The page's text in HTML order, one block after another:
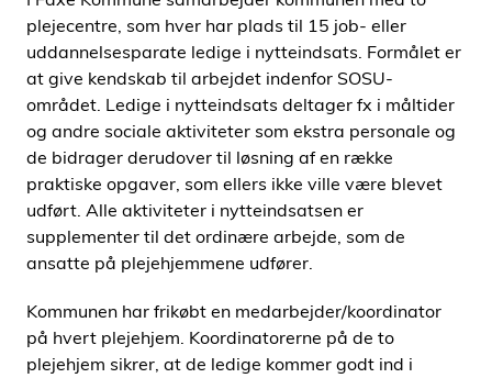
plejecentre, som hver har plads til 15 job- eller
uddannelsesparate ledige i nytteindsats. Formålet er
at give kendskab til arbejdet indenfor SOSU-
området. Ledige i nytteindsats deltager fx i måltider
og andre sociale aktiviteter som ekstra personale og
de bidrager derudover til løsning af en række
praktiske opgaver, som ellers ikke ville være blevet
udført. Alle aktiviteter i nytteindsatsen er
supplementer til det ordinære arbejde, som de
ansatte på plejehjemmene udfører.
Kommunen har frikøbt en medarbejder/koordinator
på hvert plejehjem. Koordinatorerne på de to
plejehjem sikrer, at de ledige kommer godt ind i